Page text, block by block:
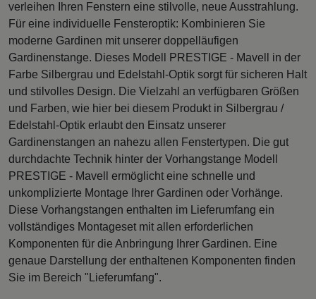
verleihen Ihren Fenstern eine stilvolle, neue Ausstrahlung.
Für eine individuelle Fensteroptik: Kombinieren Sie
moderne Gardinen mit unserer doppelläufigen
Gardinenstange. Dieses Modell PRESTIGE - Mavell in der
Farbe Silbergrau und Edelstahl-Optik sorgt für sicheren Halt
und stilvolles Design. Die Vielzahl an verfügbaren Größen
und Farben, wie hier bei diesem Produkt in Silbergrau /
Edelstahl-Optik erlaubt den Einsatz unserer
Gardinenstangen an nahezu allen Fenstertypen. Die gut
durchdachte Technik hinter der Vorhangstange Modell
PRESTIGE - Mavell ermöglicht eine schnelle und
unkomplizierte Montage Ihrer Gardinen oder Vorhänge.
Diese Vorhangstangen enthalten im Lieferumfang ein
vollständiges Montageset mit allen erforderlichen
Komponenten für die Anbringung Ihrer Gardinen. Eine
genaue Darstellung der enthaltenen Komponenten finden
Sie im Bereich "Lieferumfang".